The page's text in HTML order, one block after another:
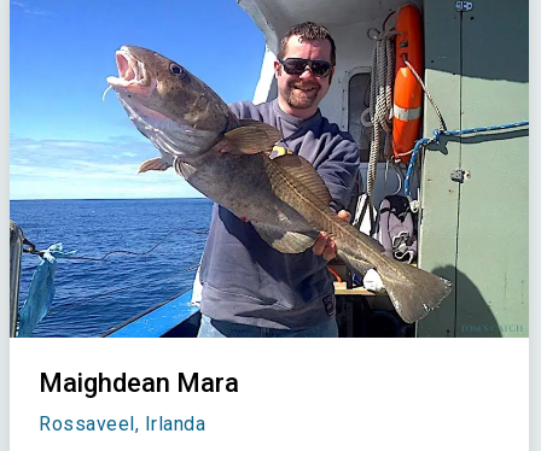
Maighdean Mara
Rossaveel, Irlanda